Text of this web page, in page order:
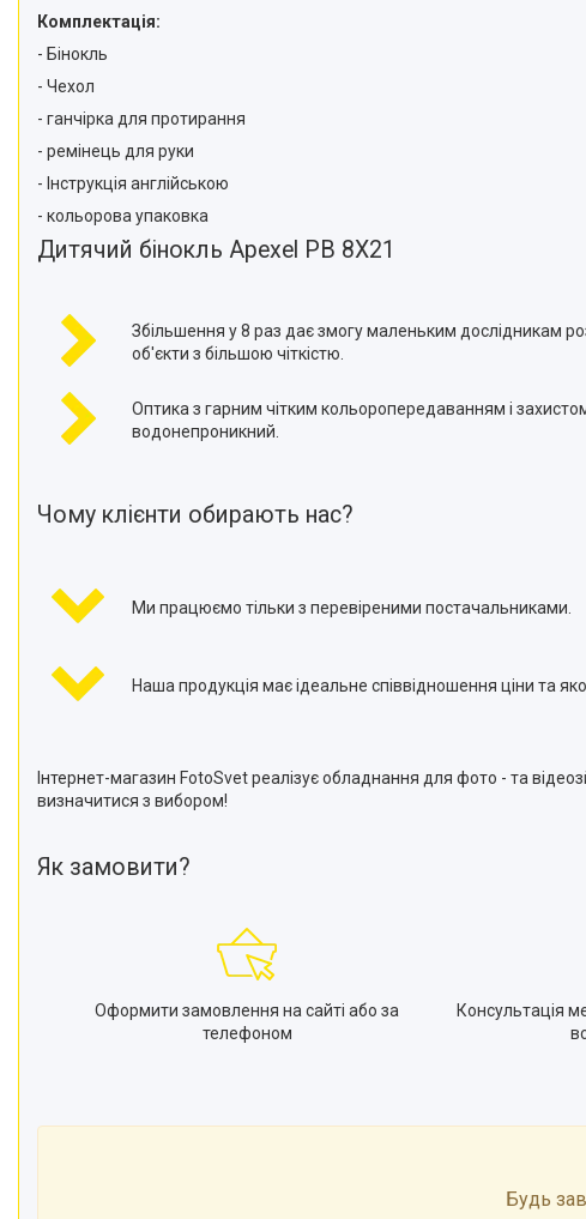
Комплектація:
- Бінокль
- Чехол
- ганчірка для протирання
- ремінець для руки
- Інструкція англійською
- кольорова упаковка
Дитячий бінокль Apexel PB 8X21
Збільшення у 8 раз дає змогу маленьким дослідникам
об'єкти з більшою чіткістю.
Оптика з гарним чітким кольоропередаванням і
водонепроникний.
Чому клієнти обирають нас?
Ми працюємо тільки з перевіреними постачальниками.
Наша продукція має ідеальне співвідношення ціни та
Інтернет-магазин FotoSvet реалізує обладнання для фото - та
визначитися з вибором!
Як замовити?
Оформити замовлення на сайті або за
телефоном
Консультація
Будь